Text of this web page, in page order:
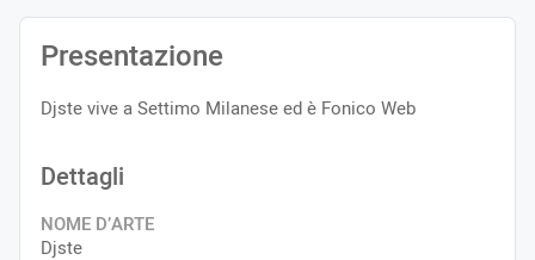
Presentazione
Djste vive a Settimo Milanese ed è Fonico Web
Dettagli
NOME D’ARTE
Djste